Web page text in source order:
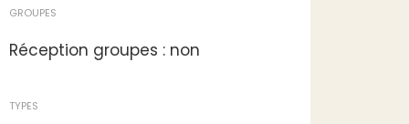
GROUPES
Réception groupes : non
TYPES